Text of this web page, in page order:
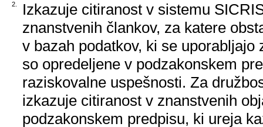
2.
Izkazuje citiranost v sistemu
znanstvenih člankov, za katere
v bazah podatkov, ki se
so opredeljene v podzakonskem
raziskovalne uspešnosti. Za
izkazuje citiranost v znanstvenih
podzakonskem predpisu, ki ureja